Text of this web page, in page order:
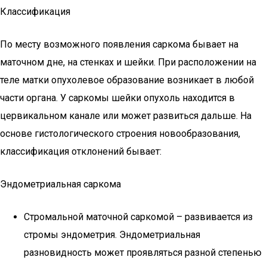
Классификация
По месту возможного появления саркома бывает на
маточном дне, на стенках и шейки. При расположении на
теле матки опухолевое образование возникает в любой
части органа. У саркомы шейки опухоль находится в
цервикальном канале или может развиться дальше. На
основе гистологического строения новообразования,
классификация отклонений бывает:
Эндометриальная саркома
Стромальной маточной саркомой – развивается из
стромы эндометрия. Эндометриальная
разновидность может проявляться разной степенью